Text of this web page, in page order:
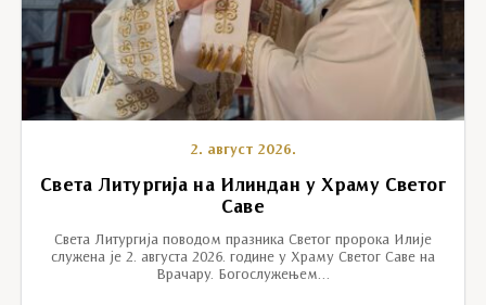
2. август 2026.
Света Литургија на Илиндан у Храму Светог
Саве
Света Литургија поводом празника Светог пророка Илије
служена је 2. августа 2026. године у Храму Светог Саве на
Врачару. Богослужењем…